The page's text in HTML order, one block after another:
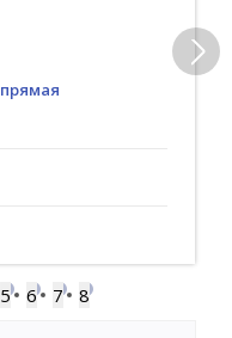
5 6 7 8